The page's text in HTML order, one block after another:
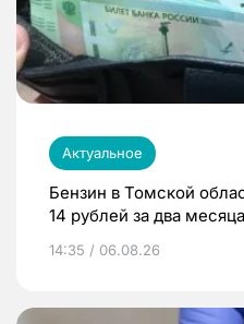
Актуальное
Бензин в Томской
14 рублей за два месяца
14:35 / 06.08.26